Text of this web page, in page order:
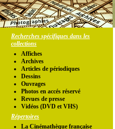
Recherches spécifiques dans les
collections
Affiches
Archives
Articles de périodiques
Dessins
Ouvrages
Photos en accés réservé
Revues de presse
Vidéos (DVD et VHS)
Répertoires
La Cinémathèque française